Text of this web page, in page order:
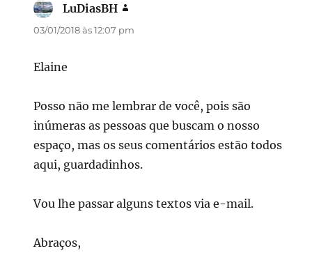
LuDiasBH
03/01/2018 às 12:07 pm
Elaine
Posso não me lembrar de você, pois são
inúmeras as pessoas que buscam o nosso
espaço, mas os seus comentários estão todos
aqui, guardadinhos.
Vou lhe passar alguns textos via e-mail.
Abraços,